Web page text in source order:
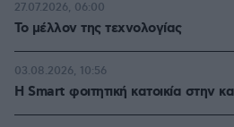
Το μέλλον της τεχνολογίας
27.07.2026, 06:00
Η Smart φοιτητική κατοικία στην
03.08.2026, 10:56